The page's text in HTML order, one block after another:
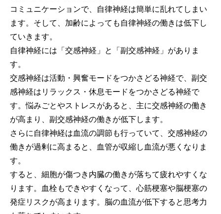
コミュニケーションで、自律神経は簡単に乱れてしまい
ます。そして、加齢によっても自律神経の働きは低下し
ていきます。
自律神経には「交感神経」と「副交感神経」がありま
す。
交感神経は活動・興奮モードをつかさどる神経で、副交
感神経はリラックス・休息モードをつかさどる神経で
す。悩みごとやストレスがあると、主に交感神経の働き
が高まり、副交感神経の働きが低下します。
さらに自律神経は血流の調節も行っていて、交感神経の
働きが過剰に高まると、血管が収縮し血流が悪くなりま
す。
すると、細胞が傷つき内臓の働きが落ちて疲れやすくな
ります。血栓もできやすくなって、心筋梗塞や脳梗塞の
発症リスクが高まります。脳の血流が低下すると思考力